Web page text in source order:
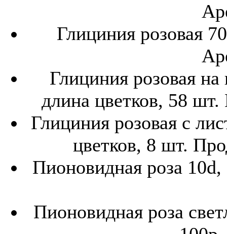
Глициния розовая
Глициния розовая
длина цветков, 58
Глициния розовая с
цветков, 8 шт.
Пионовидная роза
Пионовидная роза